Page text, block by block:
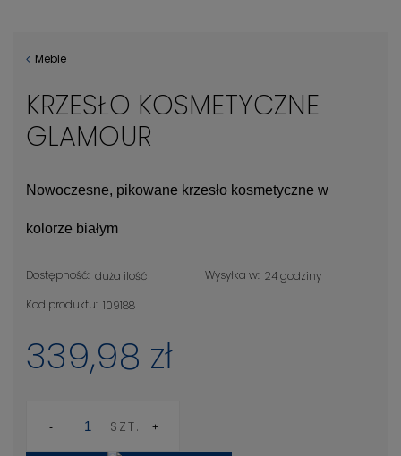
Meble
KRZESŁO KOSMETYCZNE
GLAMOUR
Nowoczesne, pikowane krzesło kosmetyczne w
kolorze białym
Dostępność: duża ilość Wysyłka w: 24 godziny
Kod produktu: 109188
339,98 zł
SZT.